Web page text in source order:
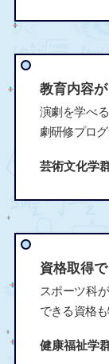
教育内容
演劇を学べ
劇研修プロ
芸術文化学
資格取得
スポーツ科
できる資格
健康福祉学